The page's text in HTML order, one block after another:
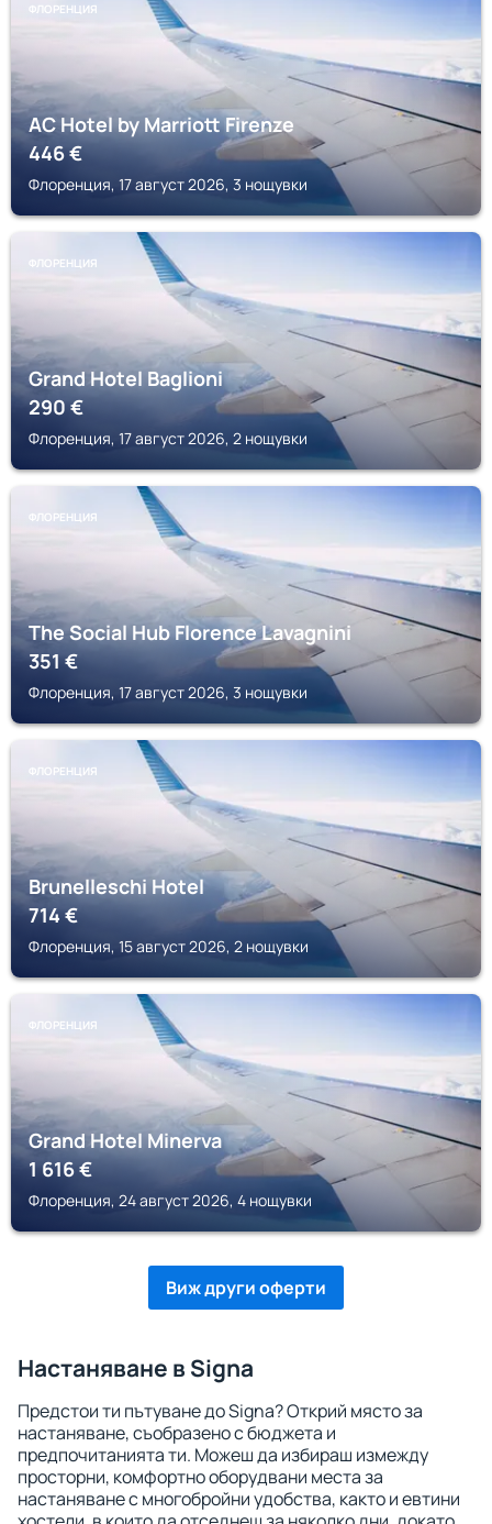
ФЛОРЕНЦИЯ
AC Hotel by Marriott Firenze
446€
Флоренция, 17 август 2026, 3 нощувки
ФЛОРЕНЦИЯ
Grand Hotel Baglioni
290€
Флоренция, 17 август 2026, 2 нощувки
ФЛОРЕНЦИЯ
The Social Hub Florence Lavagnini
351€
Флоренция, 17 август 2026, 3 нощувки
ФЛОРЕНЦИЯ
Brunelleschi Hotel
714€
Флоренция, 15 август 2026, 2 нощувки
ФЛОРЕНЦИЯ
Grand Hotel Minerva
1 616€
Флоренция, 24 август 2026, 4 нощувки
Виж други оферти
Настаняване в Signa
Предстои ти пътуване до Signa? Открий място за
настаняване, съобразено с бюджета и
предпочитанията ти. Можеш да избираш измежду
просторни, комфортно оборудвани места за
настаняване с многобройни удобства, както и евтини